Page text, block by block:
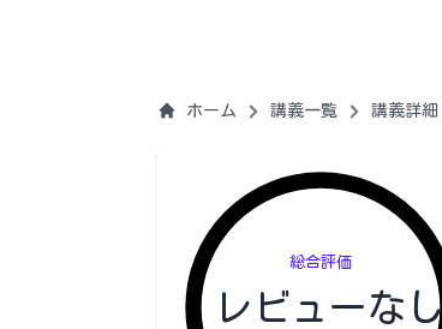
ホーム 講義一覧 講義詳細
総合評価
レビューなし